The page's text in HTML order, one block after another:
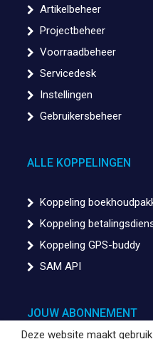
Artikelbeheer
Projectbeheer
Voorraadbeheer
Servicedesk
Instellingen
Gebruikersbeheer
ALLE KOPPELINGEN
Koppeling
Koppeling
Koppeling GPS-buddy
SAM API
JOUW ABONNEMENT
Deze website maakt